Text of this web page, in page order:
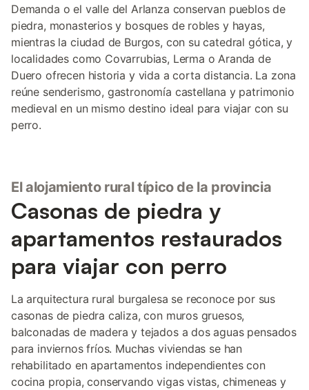
Demanda o el valle del Arlanza conservan pueblos de
piedra, monasterios y bosques de robles y hayas,
mientras la ciudad de Burgos, con su catedral gótica, y
localidades como Covarrubias, Lerma o Aranda de
Duero ofrecen historia y vida a corta distancia. La zona
reúne senderismo, gastronomía castellana y patrimonio
medieval en un mismo destino ideal para viajar con su
perro.
El alojamiento rural típico de la provincia
Casonas de piedra y
apartamentos restaurados
para viajar con perro
La arquitectura rural burgalesa se reconoce por sus
casonas de piedra caliza, con muros gruesos,
balconadas de madera y tejados a dos aguas pensados
para inviernos fríos. Muchas viviendas se han
rehabilitado en apartamentos independientes con
cocina propia, conservando vigas vistas, chimeneas y